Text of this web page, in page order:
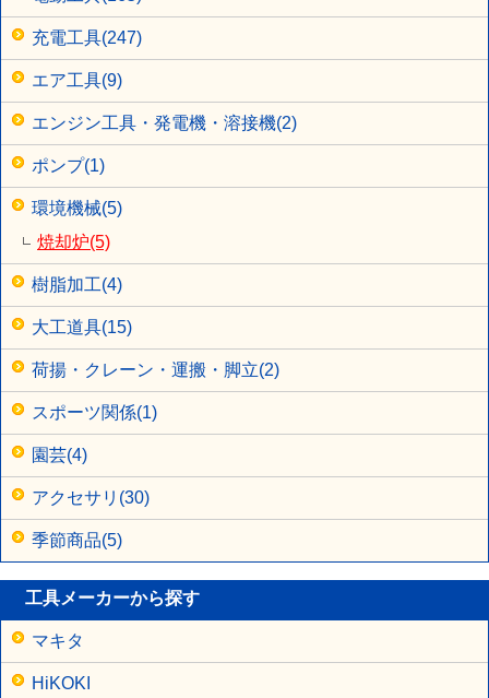
充電工具(247)
エア工具(9)
エンジン工具・発電機・溶接機(2)
ポンプ(1)
環境機械(5)
焼却炉(5)
樹脂加工(4)
大工道具(15)
荷揚・クレーン・運搬・脚立(2)
スポーツ関係(1)
園芸(4)
アクセサリ(30)
季節商品(5)
工具メーカーから探す
マキタ
HiKOKI